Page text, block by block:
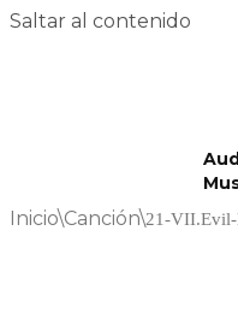
Saltar al contenido
Inicio\Canción\21-VII.Evil-